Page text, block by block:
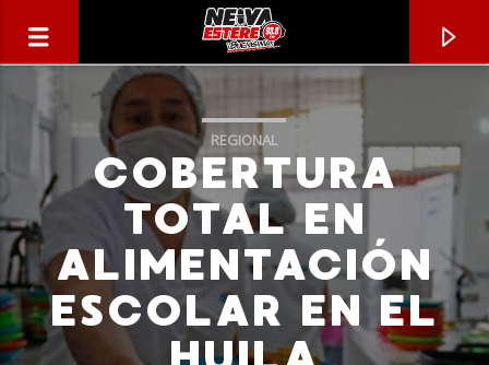
REGIONAL
COBERTURA
TOTAL EN
ALIMENTACIÓN
ESCOLAR EN EL